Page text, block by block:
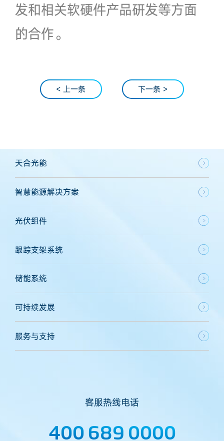
发和相关软硬件产品研发等方面
的合作。
< 上一条 下一条 >
天合光能
智慧能源解决方案
光伏组件
跟踪支架系统
储能系统
可持续发展
服务与支持
客服热线电话
400 689 0000